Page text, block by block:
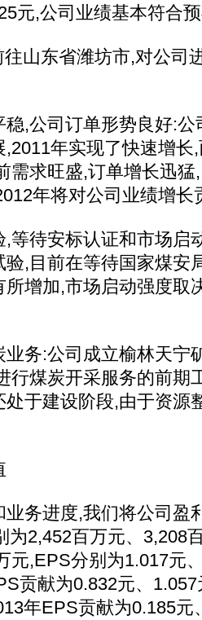
元,公司业绩基本符合
东省潍坊市,对公司
公司订单形势良好:公
年实现了快速增长
需求旺盛,订单增长迅
年将对公司业绩增长
待安标认证和市场启
,目前在等待国家煤安
增加,市场启动强度取
:公司成立榆林天宁
行煤炭开采服务的前期
于建设阶段,由于资源
进度,我们将公司盈
为2,452百万元、3,208
元,EPS分别为1.017元
贡献为0.832元、
年EPS贡献为0.185元